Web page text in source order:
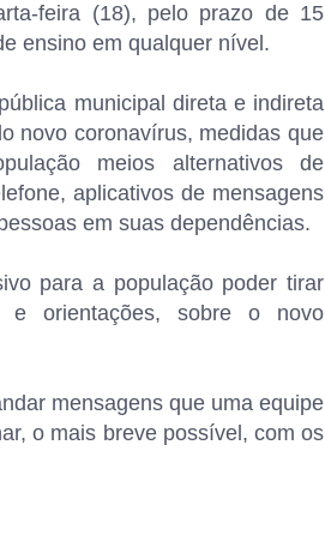
feira (18), pelo prazo de 15
ensino em qualquer nível.
municipal direta e indireta
novo coronavírus, medidas que
meios alternativos de
aplicativos de mensagens
em suas dependências.
para a população poder tirar
e orientações, sobre o novo
mensagens que uma equipe
o mais breve possível, com os